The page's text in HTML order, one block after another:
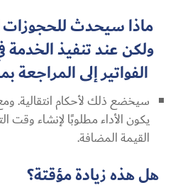
ماذا سيحدث للحجوزات
ولكن عند تنفيذ الخدمة
الفواتير إلى المراجعة
سيخضع ذلك لأحكام انتقالية.
يكون الأداء مطلوبًا لإنشاء وقت
القيمة المضافة.
هل هذه زيادة مؤقتة؟